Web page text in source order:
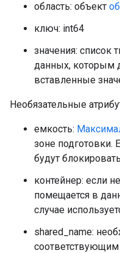
область: объект
ключ: int64
значения: список
данных, которым
вставленные
Необязательные
емкость:
зоне подготовки.
будут
контейнер: если
помещается в
случае
shared_name:
соответствующим